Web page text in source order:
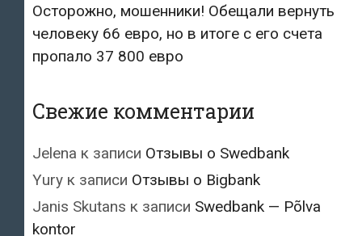
Осторожно, мошенники! Обещали вернуть
человеку 66 евро, но в итоге с его счета
пропало 37 800 евро
Свежие комментарии
Jelena к записи Отзывы о Swedbank
Yury к записи Отзывы о Bigbank
Janis Skutans к записи Swedbank — Põlva
kontor